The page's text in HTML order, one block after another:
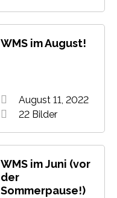
WMS im August!
August 11, 2022
22 Bilder
WMS im Juni (vor
der
Sommerpause!)